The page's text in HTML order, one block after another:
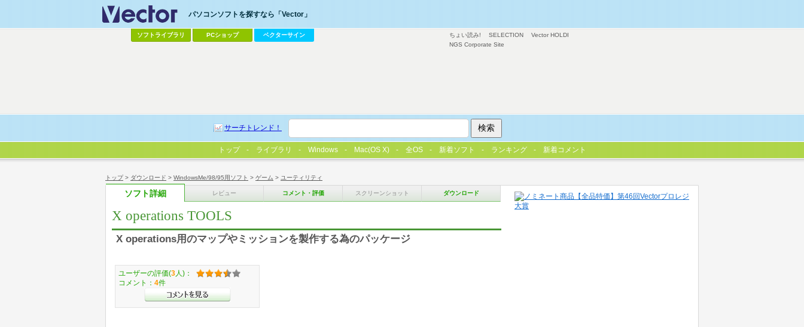
トップ> ダウンロード > WindowsMe/98/95用ソフト > ゲーム > ユーティリティ
ソフト詳細 レビュー コメント・評価 スクリーンショット ダウンロード
X operations TOOLS
X operations用のマップやミッションを製作する為のパッケージ
ユーザーの評価(3 人)：
コメント： 4件
ちょい読み! SELECTION
Vector HOLDI
NGS Corporate Site
パソコンソフトを探すなら「Vector」
ソフトライブラリ PCショップ ベクターサイン
サーチトレンド！
トップ ライブラリ Windows Mac(OS X) 全OS 新着ソフト ランキング 新着コメント